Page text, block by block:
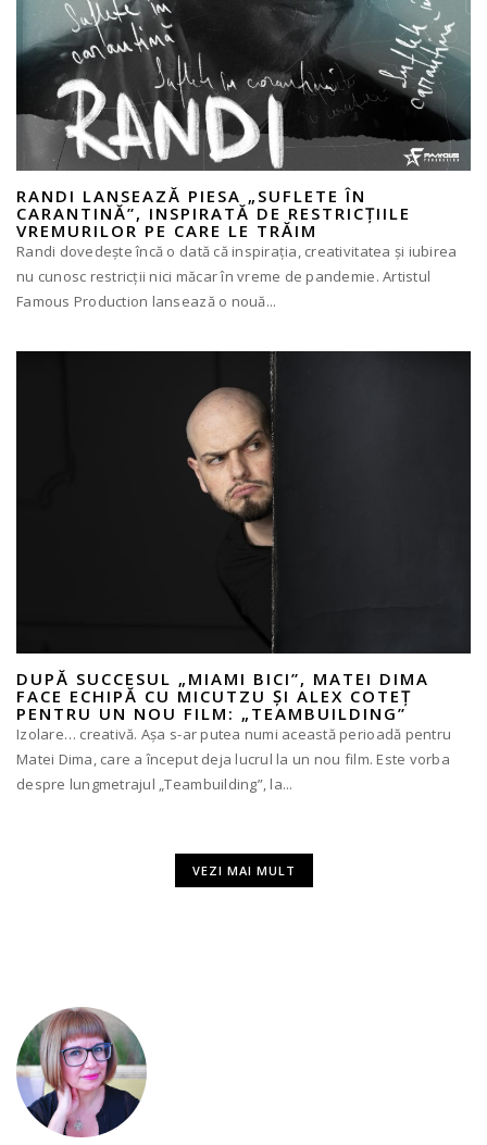
RANDI LANSEAZĂ PIESA „SUFLETE ÎN
CARANTINĂ”, INSPIRATĂ DE RESTRICȚIILE
VREMURILOR PE CARE LE TRĂIM
Randi dovedește încă o dată că inspirația, creativitatea și iubirea
nu cunosc restricții nici măcar în vreme de pandemie. Artistul
Famous Production lansează o nouă...
DUPĂ SUCCESUL „MIAMI BICI”, MATEI DIMA
FACE ECHIPĂ CU MICUTZU ȘI ALEX COTEȚ
PENTRU UN NOU FILM: „TEAMBUILDING”
Izolare… creativă. Așa s-ar putea numi această perioadă pentru
Matei Dima, care a început deja lucrul la un nou film. Este vorba
despre lungmetrajul „Teambuilding”, la...
VEZI MAI MULT